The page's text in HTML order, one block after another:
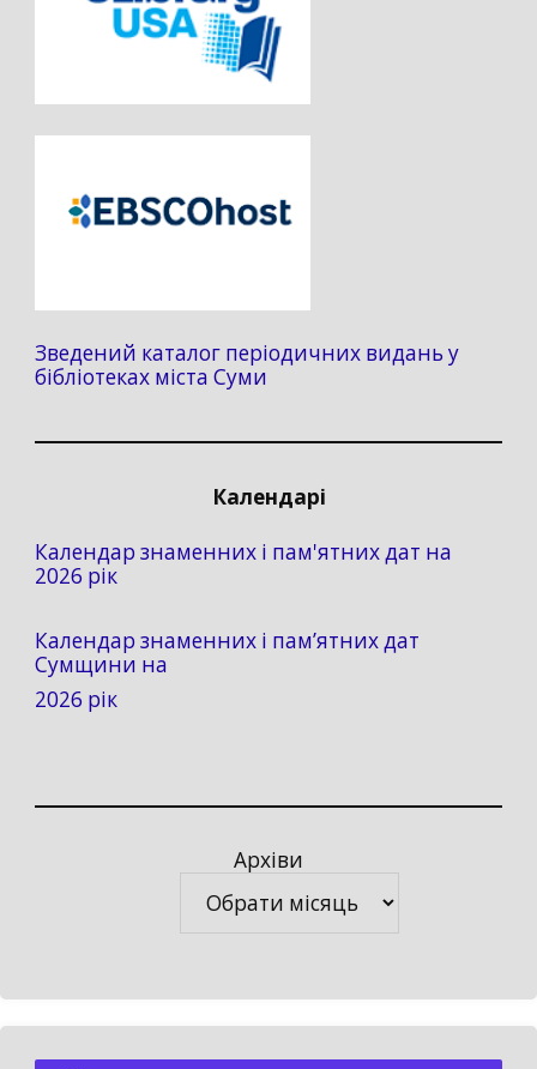
Зведений каталог періодичних видань у
бібліотеках міста Суми
Календарі
Календар знаменних і пам'ятних дат на
2026 рік
Календар знаменних і пам’ятних дат
Сумщини на
2026 рік
Архіви